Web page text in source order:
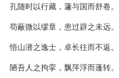
孔随时以行藏，蘧与国而舒卷。
苟蔽微以缪章，患过辟之未远。
悟山潜之逸士，卓长往而不返。
陋吾人之拘挛，飘萍浮而蓬转。